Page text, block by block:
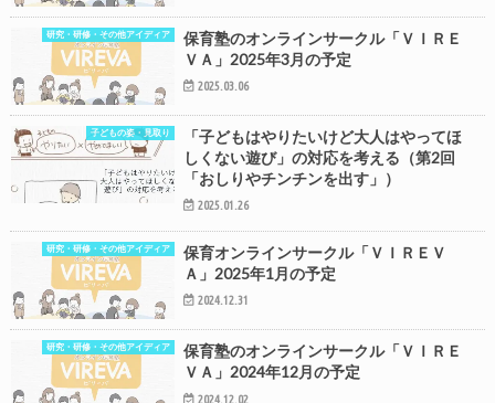
研究・研修・その他アイディア
保育塾のオンラインサークル「ＶＩＲＥ
ＶＡ」2025年3月の予定
2025.03.06
子どもの姿・見取り
「子どもはやりたいけど大人はやってほ
しくない遊び」の対応を考える（第2回
「おしりやチンチンを出す」）
2025.01.26
研究・研修・その他アイディア
保育オンラインサークル「ＶＩＲＥＶ
Ａ」2025年1月の予定
2024.12.31
研究・研修・その他アイディア
保育塾のオンラインサークル「ＶＩＲＥ
ＶＡ」2024年12月の予定
2024.12.02